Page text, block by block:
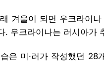
겨울이 되면 우크라이
. 우크라이나는 러시아가
은 미·러가 작성했던 28